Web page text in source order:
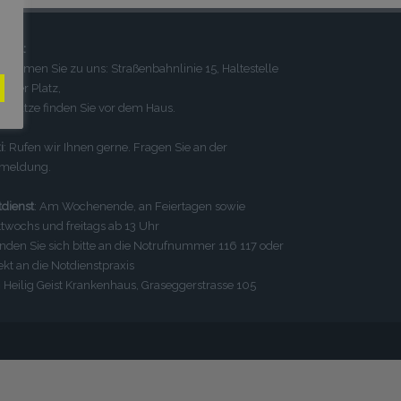
kommen Sie zu uns: Straßenbahnlinie 15, Haltestelle
Platz,
finden Sie vor dem Haus.
: Rufen wir Ihnen gerne. Fragen Sie an der
: Am Wochenende, an Feiertagen sowie
und freitags ab 13 Uhr
Sie sich bitte an die Notrufnummer 116 117 oder
an die Notdienstpraxis
Heilig Geist Krankenhaus, Graseggerstrasse 105